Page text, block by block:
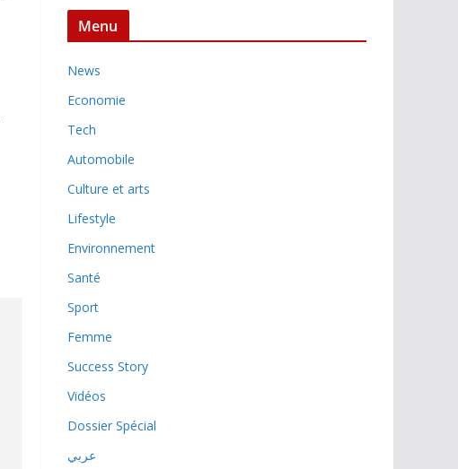
Menu
News
Economie
Tech
Automobile
Culture et arts
Lifestyle
Environnement
Santé
Sport
Femme
Success Story
Vidéos
Dossier Spécial
عربي